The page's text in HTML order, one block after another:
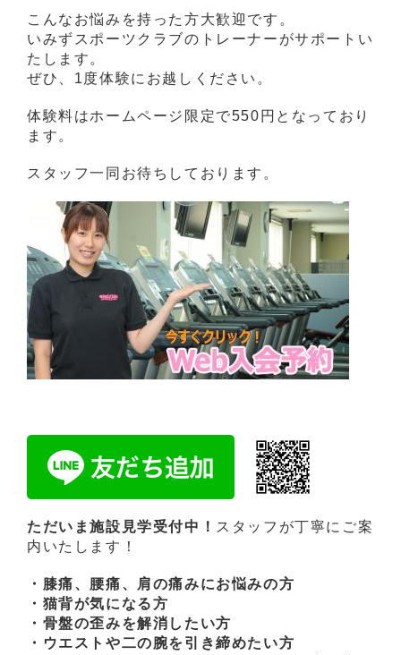
こんなお悩みを持った方大歓迎です。
いみずスポーツクラブのトレーナーがサポートい
たします。
ぜひ、1度体験にお越しください。
体験料はホームページ限定で550円となっており
ます。
スタッフ一同お待ちしております。
ただいま施設見学受付中！ スタッフが丁寧にご案
内いたします！
・膝痛、腰痛、肩の痛みにお悩みの方
・猫背が気になる方
・骨盤の歪みを解消したい方
・ウエストや二の腕を引き締めたい方